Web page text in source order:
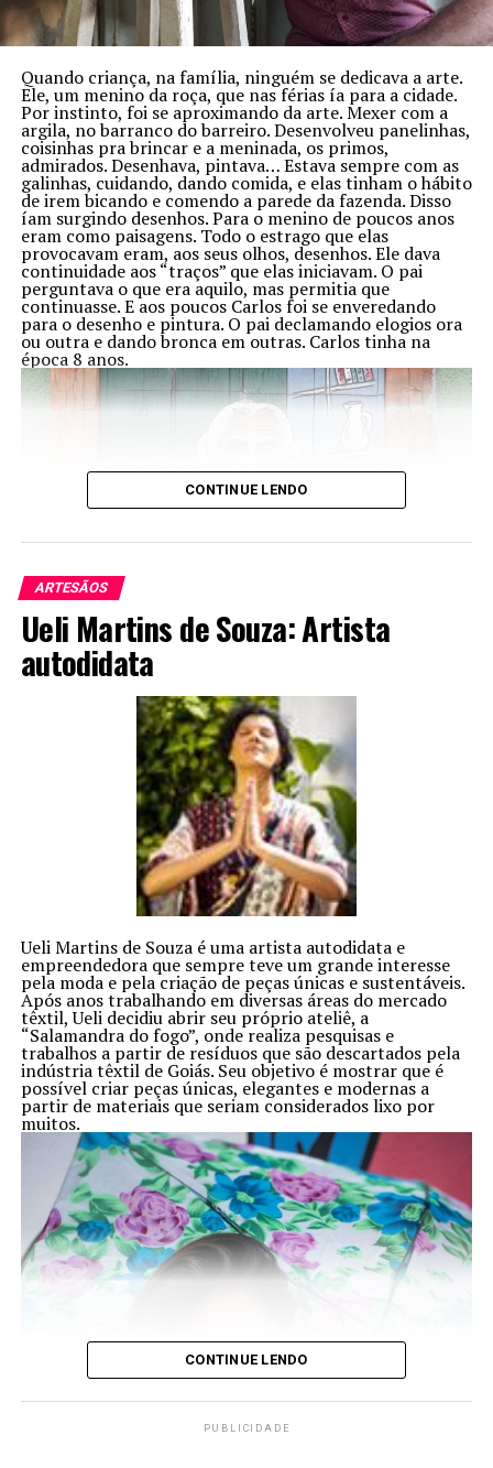
Técnicas:
cria com retalhos, bordados e pinturas
Quando criança, na família, ninguém se dedicava a arte.
Ele, um menino da roça, que nas férias ía para a cidade.
Por instinto, foi se aproximando da arte. Mexer com a
argila, no barranco do barreiro. Desenvolveu panelinhas,
coisinhas pra brincar e a meninada, os primos,
admirados. Desenhava, pintava… Estava sempre com as
galinhas, cuidando, dando comida, e elas tinham o hábito
de irem bicando e comendo a parede da fazenda. Disso
íam surgindo desenhos. Para o menino de poucos anos
eram como paisagens. Todo o estrago que elas
provocavam eram, aos seus olhos, desenhos. Ele dava
continuidade aos “traços” que elas iniciavam. O pai
perguntava o que era aquilo, mas permitia que
continuasse. E aos poucos Carlos foi se enveredando
para o desenho e pintura. O pai declamando elogios ora
ou outra e dando bronca em outras. Carlos tinha na
época 8 anos.
CONTINUE LENDO
ARTESÃOS
Ueli Martins de Souza: Artista
autodidata
Ueli Martins de Souza é uma artista autodidata e
empreendedora que sempre teve um grande interesse
pela moda e pela criação de peças únicas e sustentáveis.
Após anos trabalhando em diversas áreas do mercado
têxtil, Ueli decidiu abrir seu próprio ateliê, a
“Salamandra do fogo”, onde realiza pesquisas e
trabalhos a partir de resíduos que são descartados pela
indústria têxtil de Goiás. Seu objetivo é mostrar que é
possível criar peças únicas, elegantes e modernas a
partir de materiais que seriam considerados lixo por
muitos.
CONTINUE LENDO
PUBLICIDADE